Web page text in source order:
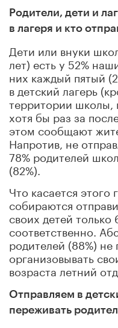
Родители, дети и
в лагеря и кто
Дети или внуки
лет) есть у 52%
них каждый пятый
в детский лагерь
территории школы,
хотя бы раз за
этом сообщают
Напротив, не
78% родителей
(82%).
Что касается этого
собираются
своих детей только
соответственно.
родителей (88%)
организовывать
возраста летний
Отправляем в
переживать